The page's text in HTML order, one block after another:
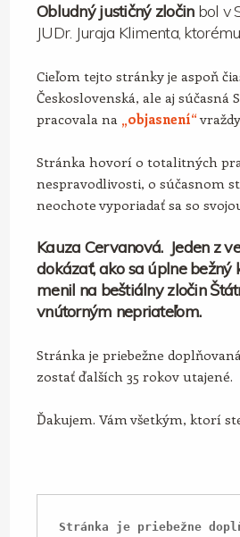
Obludný justičný zločin bol v
JUDr. Juraja Klimenta,
Cieľom tejto stránky je aspoň
Československá, ale aj súčasná
pracovala na „objasnení“
Stránka hovorí o totalitných
nespravodlivosti, o súčasnom
neochote vyporiadať sa so
Kauza Cervanová. Jeden z
dokázať, ako sa úplne
menil na beštiálny zločin
vnútorným nepriateľom.
Stránka je priebežne
zostať ďalších 35 rokov utajené.
Ďakujem. Vám všetkým, ktorí
Stránka je priebežne